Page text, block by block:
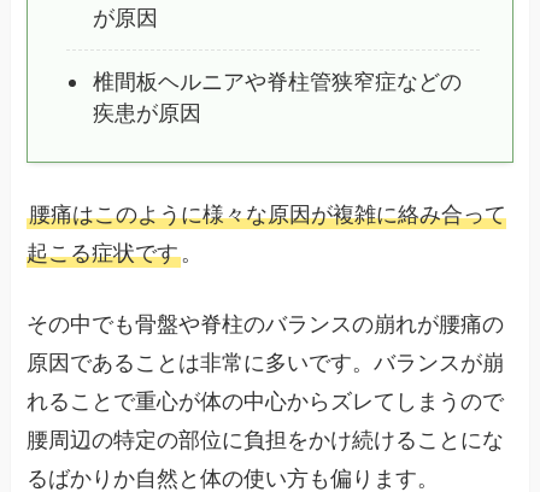
が原因
椎間板ヘルニアや脊柱管狭窄症などの
疾患が原因
腰痛はこのように様々な原因が複雑に絡み合って
起こる症状です。
その中でも骨盤や脊柱のバランスの崩れが腰痛の
原因であることは非常に多いです。バランスが崩
れることで重心が体の中心からズレてしまうので
腰周辺の特定の部位に負担をかけ続けることにな
るばかりか自然と体の使い方も偏ります。